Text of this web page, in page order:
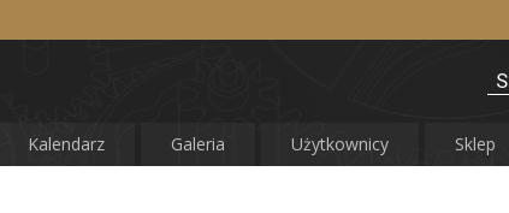
Kalendarz Galeria Użytkownicy Sklep